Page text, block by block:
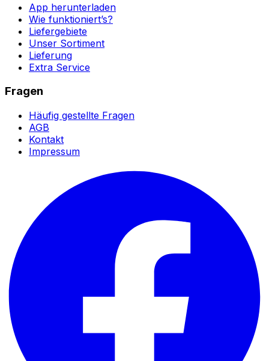
App herunterladen
Wie funktioniert’s?
Liefergebiete
Unser Sortiment
Lieferung
Extra Service
Fragen
Häufig gestellte Fragen
AGB
Kontakt
Impressum